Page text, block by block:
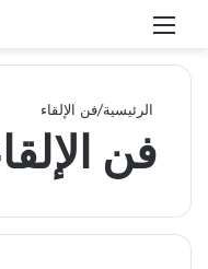
القائمة
الرئيسية/فن الإلقاء
فن